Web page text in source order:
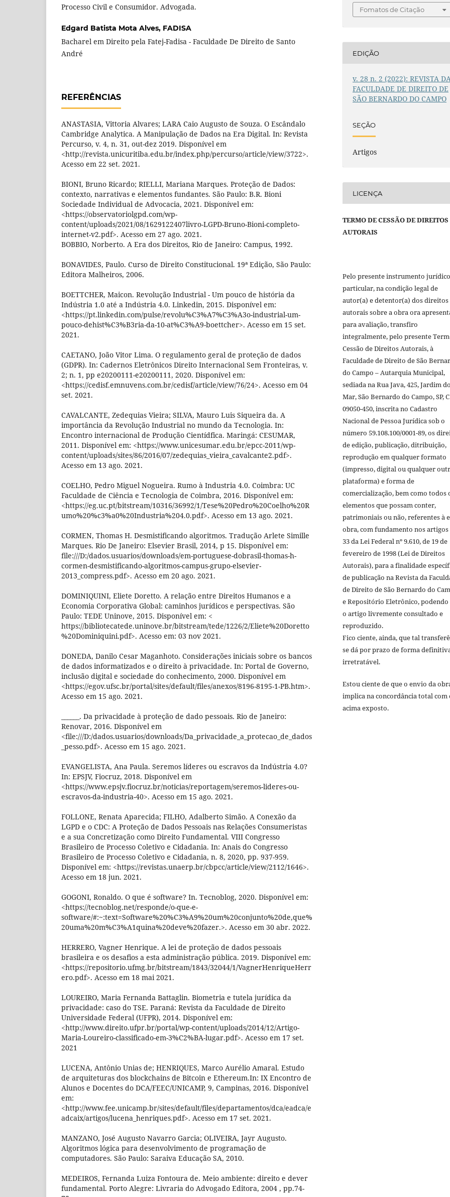
Processo Civil e Consumidor. Advogada.
Edgard Batista Mota Alves, FADISA
Bacharel em Direito pela Fatej-Fadisa - Faculdade De Direito de Santo
André
REFERÊNCIAS
ANASTASIA, Vittoria Alvares; LARA Caio Augusto de Souza. O Escândalo
Cambridge Analytica. A Manipulação de Dados na Era Digital. In: Revista
Percurso, v. 4, n. 31, out-dez 2019. Disponível em
<http://revista.unicuritiba.edu.br/index.php/percurso/article/view/3722>.
Acesso em 22 set. 2021.
BIONI, Bruno Ricardo; RIELLI, Mariana Marques. Proteção de Dados:
contexto, narrativas e elementos fundantes. São Paulo: B.R. Bioni
Sociedade Individual de Advocacia, 2021. Disponível em:
<https://observatoriolgpd.com/wp-
content/uploads/2021/08/1629122407livro-LGPD-Bruno-Bioni-completo-
internet-v2.pdf>. Acesso em 27 ago. 2021.
BOBBIO, Norberto. A Era dos Direitos, Rio de Janeiro: Campus, 1992.
BONAVIDES, Paulo. Curso de Direito Constitucional. 19ª Edição, São Paulo:
Editora Malheiros, 2006.
BOETTCHER, Maicon. Revolução Industrial - Um pouco de história da
Indústria 1.0 até a Indústria 4.0. Linkedin, 2015. Disponível em:
<https://pt.linkedin.com/pulse/revolu%C3%A7%C3%A3o-industrial-um-
pouco-dehist%C3%B3ria-da-10-at%C3%A9-boettcher>. Acesso em 15 set.
2021.
CAETANO, João Vitor Lima. O regulamento geral de proteção de dados
(GDPR). In: Cadernos Eletrônicos Direito Internacional Sem Fronteiras, v.
2; n. 1, pp e20200111-e20200111, 2020. Disponível em:
<https://cedisf.emnuvens.com.br/cedisf/article/view/76/24>. Acesso em 04
set. 2021.
CAVALCANTE, Zedequias Vieira; SILVA, Mauro Luis Siqueira da. A
importância da Revolução Industrial no mundo da Tecnologia. In:
Encontro internacional de Produção Cientídfica. Maringá: CESUMAR,
2011. Disponível em: <https://www.unicesumar.edu.br/epcc-2011/wp-
content/uploads/sites/86/2016/07/zedequias_vieira_cavalcante2.pdf>.
Acesso em 13 ago. 2021.
COELHO, Pedro Miguel Nogueira. Rumo à Industria 4.0. Coimbra: UC
Faculdade de Ciência e Tecnologia de Coimbra, 2016. Disponível em:
<https://eg.uc.pt/bitstream/10316/36992/1/Tese%20Pedro%20Coelho%20R
umo%20%c3%a0%20Industria%204.0.pdf>. Acesso em 13 ago. 2021.
CORMEN, Thomas H. Desmistificando algoritmos. Tradução Arlete Simille
Marques. Rio De Janeiro: Elsevier Brasil, 2014, p 15. Disponível em:
file:///D:/dados.usuarios/downloads/em-portuguese-dobrasil-thomas-h-
cormen-desmistificando-algoritmos-campus-grupo-elsevier-
2013_compress.pdf>. Acesso em 20 ago. 2021.
DOMINIQUINI, Eliete Doretto. A relação entre Direitos Humanos e a
Economia Corporativa Global: caminhos jurídicos e perspectivas. São
Paulo: TEDE Uninove, 2015. Disponível em: <
https://bibliotecatede.uninove.br/bitstream/tede/1226/2/Eliete%20Doretto
%20Dominiquini.pdf>. Acesso em: 03 nov 2021.
DONEDA, Danilo Cesar Maganhoto. Considerações iniciais sobre os bancos
de dados informatizados e o direito à privacidade. In: Portal de Governo,
inclusão digital e sociedade do conhecimento, 2000. Disponível em
<https://egov.ufsc.br/portal/sites/default/files/anexos/8196-8195-1-PB.htm>.
Acesso em 15 ago. 2021.
______. Da privacidade à proteção de dado pessoais. Rio de Janeiro:
Renovar, 2016. Disponível em
<file:///D:/dados.usuarios/downloads/Da_privacidade_a_protecao_de_dados
_pesso.pdf>. Acesso em 15 ago. 2021.
EVANGELISTA, Ana Paula. Seremos líderes ou escravos da Indústria 4.0?
In: EPSJV, Fiocruz, 2018. Disponível em
<https://www.epsjv.fiocruz.br/noticias/reportagem/seremos-lideres-ou-
escravos-da-industria-40>. Acesso em 15 ago. 2021.
FOLLONE, Renata Aparecida; FILHO, Adalberto Simão. A Conexão da
LGPD e o CDC: A Proteção de Dados Pessoais nas Relações Consumeristas
e a sua Concretização como Direito Fundamental. VIII Congresso
Brasileiro de Processo Coletivo e Cidadania. In: Anais do Congresso
Brasileiro de Processo Coletivo e Cidadania, n. 8, 2020, pp. 937-959.
Disponível em: <https://revistas.unaerp.br/cbpcc/article/view/2112/1646>.
Acesso em 18 jun. 2021.
GOGONI, Ronaldo. O que é software? In. Tecnoblog, 2020. Disponível em:
<https://tecnoblog.net/responde/o-que-e-
software/#:~:text=Software%20%C3%A9%20um%20conjunto%20de,que%
20uma%20m%C3%A1quina%20deve%20fazer.>. Acesso em 30 abr. 2022.
HERRERO, Vagner Henrique. A lei de proteção de dados pessoais
brasileira e os desafios a esta administração pública. 2019. Disponível em:
<https://repositorio.ufmg.br/bitstream/1843/32044/1/VagnerHenriqueHerr
ero.pdf>. Acesso em 18 mai 2021.
LOUREIRO, Maria Fernanda Battaglin. Biometria e tutela jurídica da
privacidade: caso do TSE. Paraná: Revista da Faculdade de Direito
Universidade Federal (UFPR), 2014. Disponível em:
<http://www.direito.ufpr.br/portal/wp-content/uploads/2014/12/Artigo-
Maria-Loureiro-classificado-em-3%C2%BA-lugar.pdf>. Acesso em 17 set.
2021
LUCENA, Antônio Unias de; HENRIQUES, Marco Aurélio Amaral. Estudo
de arquiteturas dos blockchains de Bitcoin e Ethereum.In: IX Encontro de
Alunos e Docentes do DCA/FEEC/UNICAMP, 9, Campinas, 2016. Disponível
em:
<http://www.fee.unicamp.br/sites/default/files/departamentos/dca/eadca/e
adcaix/artigos/lucena_henriques.pdf>. Acesso em 17 set. 2021.
MANZANO, José Augusto Navarro Garcia; OLIVEIRA, Jayr Augusto.
Algoritmos lógica para desenvolvimento de programação de
computadores. São Paulo: Saraiva Educação SA, 2010.
MEDEIROS, Fernanda Luiza Fontoura de. Meio ambiente: direito e dever
fundamental. Porto Alegre: Livraria do Advogado Editora, 2004 , pp.74-
Fomatos de Citação
EDIÇÃO
v. 28 n. 2 (2022): REVISTA
FACULDADE DE DIREITO DE
SÃO BERNARDO DO CAMPO
SEÇÃO
Artigos
LICENÇA
TERMO DE CESSÃO DE DIREITOS
AUTORAIS
Pelo presente instrumento jurídico
particular, na condição legal de
autor(a) e detentor(a) dos direitos
autorais sobre a obra ora
para avaliação, transfiro
integralmente, pelo presente
Cessão de Direitos Autorais, à
Faculdade de Direito de São
do Campo – Autarquia Municipal,
sediada na Rua Java, 425, Jardim
Mar, São Bernardo do Campo, SP,
09050-450, inscrita no Cadastro
Nacional de Pessoa Jurídica sob o
número 59.108.100/0001-89, os
de edição, publicação, ditribuição,
reprodução em qualquer formato
(impresso, digital ou qualquer
plataforma) e forma de
comercialização, bem como todos
elementos que possam conter,
patrimoniais ou não, referentes à
obra, com fundamento nos artigos
33 da Lei Federal nº 9.610, de 19 de
fevereiro de 1998 (Lei de Direitos
Autorais), para a finalidade
de publicação na Revista da
de Direito de São Bernardo do
e Repositório Eletrônico, podendo
o artigo livremente consultado e
reproduzido.
Fico ciente, ainda, que tal
se dá por prazo de forma
irretratável.
Estou ciente de que o envio da
implica na concordância total com
acima exposto.